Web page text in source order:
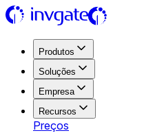
Produtos
Soluções
Empresa
Recursos
Preços